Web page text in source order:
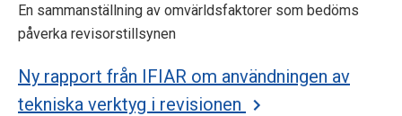
En sammanställning av omvärldsfaktorer som bedöms
påverka revisorstillsynen
Ny rapport från IFIAR om användningen av
tekniska verktyg i revisionen